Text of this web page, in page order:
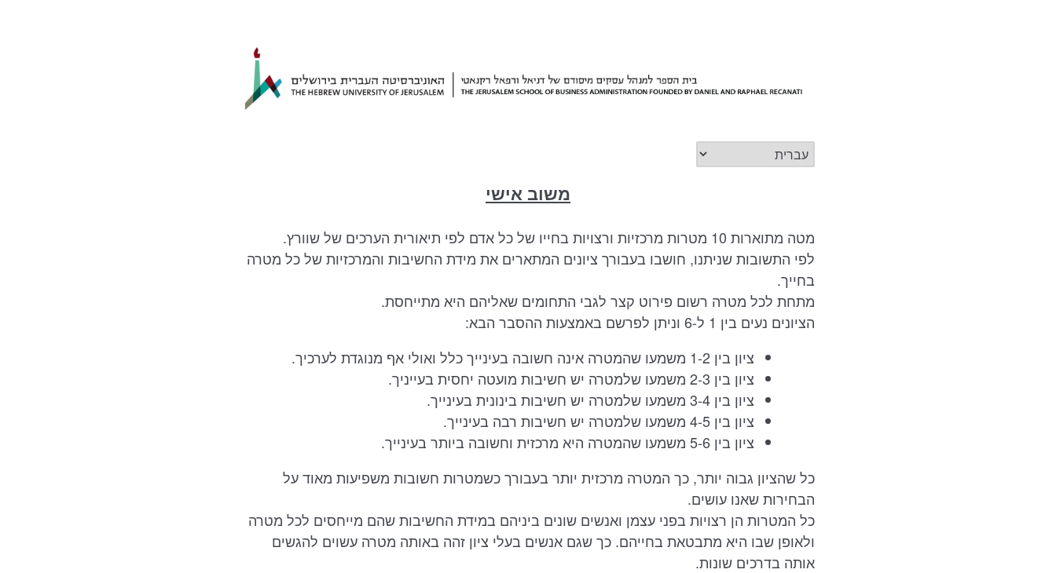
משוב אישי
מטה מתוארות 10 מטרות מרכזיות ורצויות בחייו של כל אדם לפי תיאורית הערכים של שוורץ.
לפי התשובות שניתנו, חושבו בעבורך ציונים המתארים את מידת החשיבות והמרכזיות של כל מטרה
בחייך.
מתחת לכל מטרה רשום פירוט קצר לגבי התחומים שאליהם היא מתייחסת.
הציונים נעים בין 1 ל-6 וניתן לפרשם באמצעות ההסבר הבא:
ציון בין 1-2 משמעו שהמטרה אינה חשובה בעינייך כלל ואולי אף מנוגדת לערכיך.
ציון בין 2-3 משמעו שלמטרה יש חשיבות מועטה יחסית בעייניך.
ציון בין 3-4 משמעו שלמטרה יש חשיבות בינונית בעינייך.
ציון בין 4-5 משמעו שלמטרה יש חשיבות רבה בעינייך.
ציון בין 5-6 משמעו שהמטרה היא מרכזית וחשובה ביותר בעינייך.
כל שהציון גבוה יותר, כך המטרה מרכזית יותר בעבורך כשמטרות חשובות משפיעות מאוד על
הבחירות שאנו עושים.
כל המטרות הן רצויות בפני עצמן ואנשים שונים ביניהם במידת החשיבות שהם מייחסים לכל מטרה
ולאופן שבו היא מתבטאת בחייהם. כך שגם אנשים בעלי ציון זהה באותה מטרה עשוים להגשים
אותה בדרכים שונות.